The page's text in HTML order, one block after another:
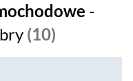
-
(10)